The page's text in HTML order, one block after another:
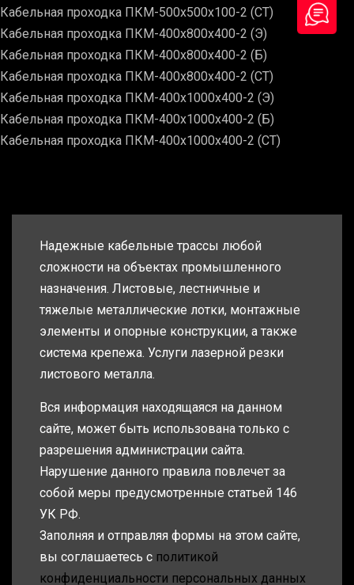
Кабельная проходка ПКМ-500х500х100-2 (СТ)
Кабельная проходка ПКМ-400х800х400-2 (Э)
Кабельная проходка ПКМ-400х800х400-2 (Б)
Кабельная проходка ПКМ-400х800х400-2 (СТ)
Кабельная проходка ПКМ-400х1000х400-2 (Э)
Кабельная проходка ПКМ-400х1000х400-2 (Б)
Кабельная проходка ПКМ-400х1000х400-2 (СТ)
Надежные кабельные трассы любой
сложности на объектах промышленного
назначения. Листовые, лестничные и
тяжелые металлические лотки, монтажные
элементы и опорные конструкции, а также
система крепежа. Услуги лазерной резки
листового металла.
Вся информация находящаяся на данном
сайте, может быть использована только с
разрешения администрации сайта.
Нарушение данного правила повлечет за
собой меры предусмотренные статьей 146
УК РФ.
Заполняя и отправляя формы на этом сайте,
вы соглашаетесь с политикой
конфиденциальности персональных данных